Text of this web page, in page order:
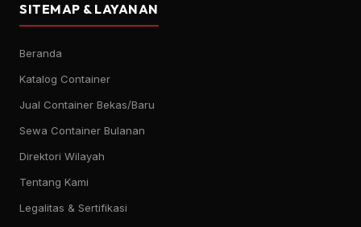
SITEMAP & LAYANAN
Beranda
Katalog Container
Jual Container Bekas/Baru
Sewa Container Bulanan
Direktori Wilayah
Tentang Kami
Legalitas & Sertifikasi